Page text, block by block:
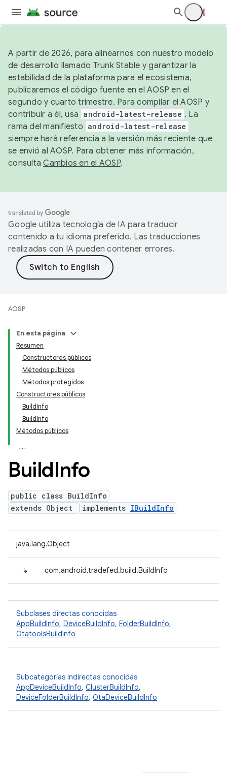
A partir de 2026, para alinearnos con nuestro modelo
de desarrollo llamado Trunk Stable y garantizar la
estabilidad de la plataforma para el ecosistema,
publicaremos el código fuente en el AOSP en el
segundo y cuarto trimestre. Para compilar el AOSP y
contribuir a él, usa android-latest-release . La
rama del manifiesto android-latest-release
siempre hará referencia a la versión más reciente que
se envió al AOSP. Para obtener más información,
consultaCambios en el AOSP.
Google utiliza tecnología de IA para traducir
contenido a tu idioma preferido. Las traducciones
realizadas con IA pueden contener errores.
AOSP
En esta página
Resumen
Constructores públicos
Métodos públicos
Métodos protegidos
Constructores públicos
BuildInfo
BuildInfo
Métodos públicos
BuildInfo
public class BuildInfo
extends Object
implements IBuildInfo
java.lang.Object
↳ com.android.tradefed.build.BuildInfo
Subclases directas conocidas
AppBuildInfo, DeviceBuildInfo, FolderBuildInfo,
OtatoolsBuildInfo
Subcategorías indirectas conocidas
AppDeviceBuildInfo, ClusterBuildInfo,
DeviceFolderBuildInfo, OtaDeviceBuildInfo